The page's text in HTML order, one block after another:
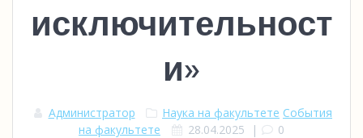
исключительност
и»
Администратор Наука на факультете События
на факультете
28.04.2025 | 0